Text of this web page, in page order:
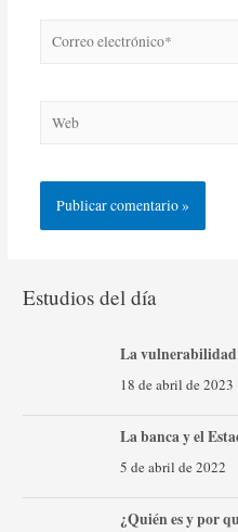
Estudios del día
La vulnerabilidad
18 de abril de 2023
La banca y el
5 de abril de 2022
¿Quién es y por